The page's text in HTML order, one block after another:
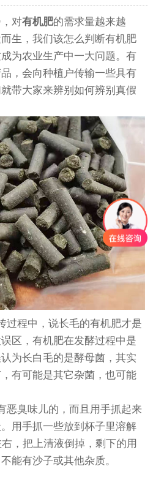
对有机肥的需求量越来越
生，我们该怎么判断有机肥
为农业生产中一大问题。有
，会向种植户传输一些具有
带大家来辨别如何辨别真假
程中，说长毛的有机肥才是
区，有机肥在发酵过程中是
为长白毛的是酵母菌，其实
有可能是其它杂菌，也可能
臭味儿的，而且用手抓起来
用手抓一些放到杯子里溶解
，把上清液倒掉，剩下的用
能有沙子或其他杂质。